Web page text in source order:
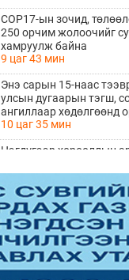
COP17-ын зочид,
250 орчим жолоочийг
хамруулж байна
9 цаг 43 мин
Энэ сарын 15-наас
улсын дугаарын тэгш,
ангиллаар хөдөлгөөнд
10 цаг 35 мин
Нэгдүгээр хорооллын
хааж, борооны ус
хөндлөн сэтэлгээ хийнэ
10 цаг 36 мин
“Туул усан цогцолбор”
нэгдүгээр шатны ТЭЗҮ-
боловсруулах ажил 90
гүйцэтгэлтэй байна
10 цаг 38 мин